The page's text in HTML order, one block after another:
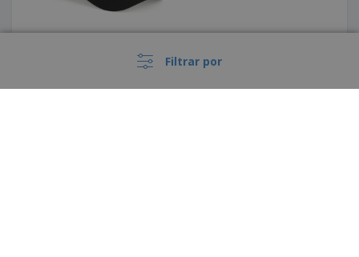
Filtrar por
paneles snapback